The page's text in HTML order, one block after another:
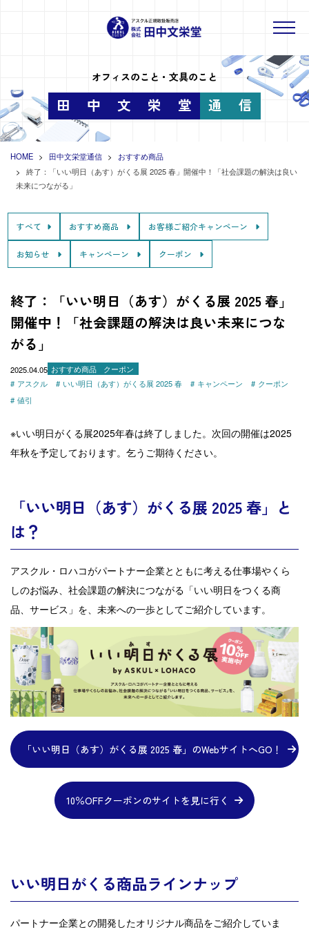
田 中 文 栄 堂 通 信
オフィスのこと・文具のこと
HOME 田中文栄堂通信
おすすめ商品
終了：「いい明日（あす）がくる展 2025 春」開催中！「社会課題の解決は良い
未来につながる」
すべて おすすめ商品 お客様ご紹介キャンペーン
お知らせ キャンペーン クーポン
終了：「いい明日（あす）がくる展 2025 春」
開催中！「社会課題の解決は良い未来につな
がる」
2025.04.05 おすすめ商品 クーポン
アスクル いい明日（あす）がくる展 2025 春 キャンペーン
クーポン
値引
※いい明日がくる展2025年春は終了しました。次回の開催は2025
年秋を予定しております。乞うご期待ください。
「いい明日（あす）がくる展 2025 春」と
は？
アスクル・ロハコがパートナー企業とともに考える仕事場やくら
しのお悩み、社会課題の解決につながる「いい明日をつくる商
品、サービス」を、未来への一歩としてご紹介しています。
「いい明日（あす）がくる展 2025 春」のWebサイトへGO！
10％OFFクーポンのサイトを見に行く
いい明日がくる商品ラインナップ
パートナー企業との開発したオリジナル商品をご紹介していま